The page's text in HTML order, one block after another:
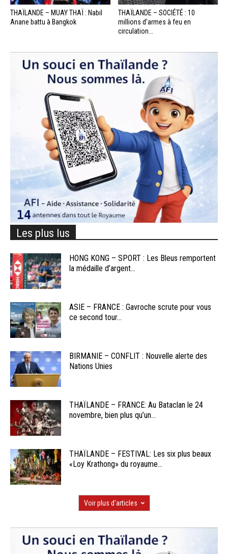
THAÏLANDE – MUAY THAÏ : Nabil
Anane battu à Bangkok
THAÏLANDE – SOCIÉTÉ : 10
millions d’armes à feu en
circulation...
Les plus lus
HONG KONG – SPORT : Les Bleus remportent
la médaille d’argent...
ASIE – FRANCE : Gavroche scrute pour vous
ce second tour...
BIRMANIE – CONFLIT : Nouvelle alerte des
Nations Unies
THAÏLANDE – FRANCE: Au Bataclan le 24
novembre, bien plus qu’un...
THAÏLANDE – FESTIVAL: Les six plus beaux
«Loy Krathong» du royaume...
Voir plus d'articles